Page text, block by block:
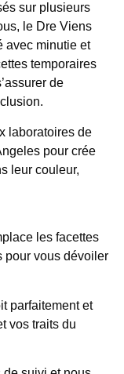
sur plusieurs
le Dre Viens
avec minutie et
temporaires
de
laboratoires de
pour crée
leur couleur,
les facettes
pour vous dévoiler
parfaitement et
vos traits du